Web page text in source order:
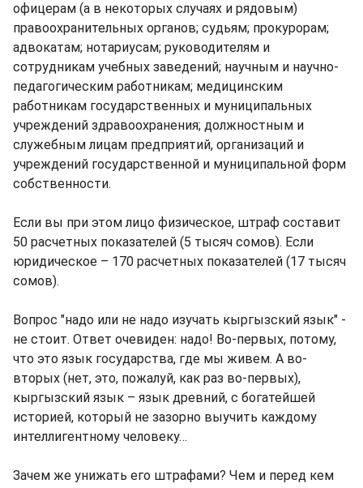
офицерам (а в некоторых случаях и рядовым)
правоохранительных органов; судьям; прокурорам;
адвокатам; нотариусам; руководителям и
сотрудникам учебных заведений; научным и научно-
педагогическим работникам; медицинским
работникам государственных и муниципальных
учреждений здравоохранения; должностным и
служебным лицам предприятий, организаций и
учреждений государственной и муниципальной форм
собственности.
Если вы при этом лицо физическое, штраф составит
50 расчетных показателей (5 тысяч сомов). Если
юридическое – 170 расчетных показателей (17 тысяч
сомов).
Вопрос "надо или не надо изучать кыргызский язык" -
не стоит. Ответ очевиден: надо! Во-первых, потому,
что это язык государства, где мы живем. А во-
вторых (нет, это, пожалуй, как раз во-первых),
кыргызский язык – язык древний, с богатейшей
историей, который не зазорно выучить каждому
интеллигентному человеку…
Зачем же унижать его штрафами? Чем и перед кем